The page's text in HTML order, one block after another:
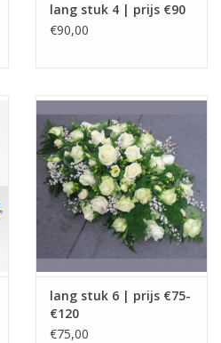
lang stuk 4 | prijs €90
€90,00
lang stuk 6 | prijs €75-
€120
€75,00